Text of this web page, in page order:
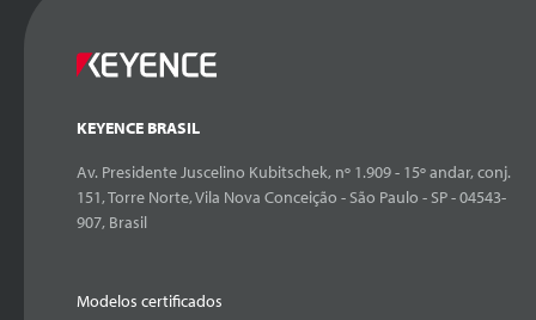
KEYENCE BRASIL
Av. Presidente Juscelino Kubitschek, nº 1.909 - 15º andar, conj.
151, Torre Norte, Vila Nova Conceição - São Paulo - SP - 04543-
907, Brasil
Modelos certificados